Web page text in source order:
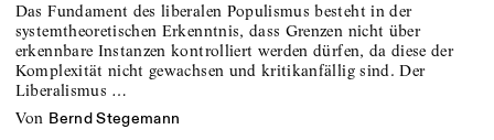
Das Fundament des liberalen Populismus besteht in der
systemtheoretischen Erkenntnis, dass Grenzen nicht über
erkennbare Instanzen kontrolliert werden dürfen, da diese der
Komplexität nicht gewachsen und kritikanfällig sind. Der
Liberalismus …
von Bernd Stegemann